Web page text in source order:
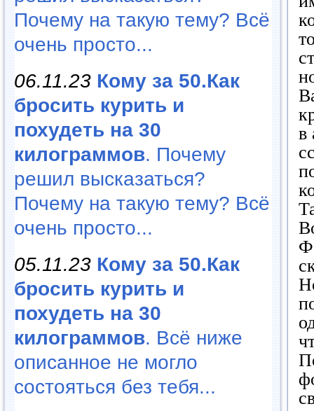
Почему на такую тему? Всё
очень просто...
06.11.23 Кому за 50.Как
бросить курить и
похудеть на 30
килограммов. Почему
решил высказаться?
Почему на такую тему? Всё
очень просто...
05.11.23 Кому за 50.Как
бросить курить и
похудеть на 30
килограммов. Всё ниже
описанное не могло
состояться без тебя...
в